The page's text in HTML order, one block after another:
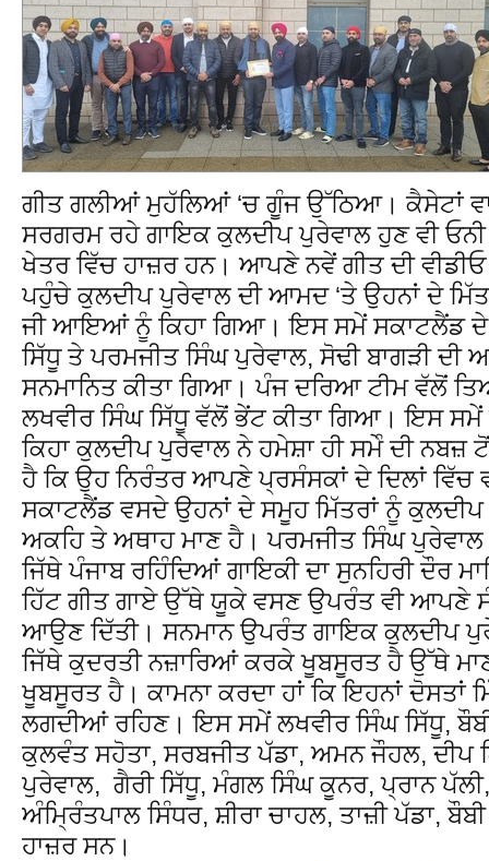
ਗੀਤ ਗਲੀਆਂ ਮੁਹੱਲਿਆਂ ‘ਚ ਗੂੰਜ ਉੱਠਿਆ। ਕੈਸੇਟਾਂ
ਸਰਗਰਮ ਰਹੇ ਗਾਇਕ ਕੁਲਦੀਪ ਪੁਰੇਵਾਲ ਹੁਣ ਵੀ ਓਨੀ
ਖੇਤਰ ਵਿੱਚ ਹਾਜ਼ਰ ਹਨ। ਆਪਣੇ ਨਵੇਂ ਗੀਤ ਦੀ
ਪਹੁੰਚੇ ਕੁਲਦੀਪ ਪੁਰੇਵਾਲ ਦੀ ਆਮਦ ‘ਤੇ ਉਹਨਾਂ ਦੇ
ਜੀ ਆਇਆਂ ਨੂੰ ਕਿਹਾ ਗਿਆ। ਇਸ ਸਮੇਂ ਸਕਾਟਲੈਂਡ ਦੇ
ਸਿੱਧੂ ਤੇ ਪਰਮਜੀਤ ਸਿੰਘ ਪੁਰੇਵਾਲ, ਸੋਢੀ ਬਾਗੜੀ
ਸਨਮਾਨਿਤ ਕੀਤਾ ਗਿਆ। ਪੰਜ ਦਰਿਆ ਟੀਮ ਵੱਲੋਂ
ਲਖਵੀਰ ਸਿੰਘ ਸਿੱਧੂ ਵੱਲੋਂ ਭੇਂਟ ਕੀਤਾ ਗਿਆ। ਇਸ
ਕਿਹਾ ਕੁਲਦੀਪ ਪੁਰੇਵਾਲ ਨੇ ਹਮੇਸ਼ਾ ਹੀ ਸਮੇੰ ਦੀ ਨਬਜ਼
ਹੈ ਕਿ ਉਹ ਨਿਰੰਤਰ ਆਪਣੇ ਪ੍ਰਸੰਸਕਾਂ ਦੇ ਦਿਲਾਂ ਵਿੱਚ
ਸਕਾਟਲੈਂਡ ਵਸਦੇ ਉਹਨਾਂ ਦੇ ਸਮੂਹ ਮਿੱਤਰਾਂ ਨੂੰ
ਅਕਹਿ ਤੇ ਅਥਾਹ ਮਾਣ ਹੈ। ਪਰਮਜੀਤ ਸਿੰਘ ਪੁਰੇਵਾਲ
ਜਿੱਥੇ ਪੰਜਾਬ ਰਹਿੰਦਿਆਂ ਗਾਇਕੀ ਦਾ ਸੁਨਹਿਰੀ ਦੌਰ
ਹਿੱਟ ਗੀਤ ਗਾਏ ਉੱਥੇ ਯੂਕੇ ਵਸਣ ਉਪਰੰਤ ਵੀ ਆਪਣੇ
ਆਉਣ ਦਿੱਤੀ। ਸਨਮਾਨ ਉਪਰੰਤ ਗਾਇਕ ਕੁਲਦੀਪ
ਜਿੱਥੇ ਕੁਦਰਤੀ ਨਜ਼ਾਰਿਆਂ ਕਰਕੇ ਖੂਬਸੂਰਤ ਹੈ ਉੱਥੇ
ਖੂਬਸੂਰਤ ਹੈ। ਕਾਮਨਾ ਕਰਦਾ ਹਾਂ ਕਿ ਇਹਨਾਂ ਦੋਸਤਾਂ
ਲਗਦੀਆਂ ਰਹਿਣ। ਇਸ ਸਮੇਂ ਲਖਵੀਰ ਸਿੰਘ ਸਿੱਧੂ,
ਕੁਲਵੰਤ ਸਹੋਤਾ, ਸਰਬਜੀਤ ਪੱਡਾ, ਅਮਨ ਜੌਹਲ, ਦੀਪ
ਪੁਰੇਵਾਲ, ਗੈਰੀ ਸਿੱਧੂ, ਮੰਗਲ ਸਿੰਘ ਕੂਨਰ, ਪ੍ਰਾਨ
ਅੰਮ੍ਰਿੰਤਪਾਲ ਸਿੰਧਰ, ਸ਼ੀਰਾ ਚਾਹਲ, ਤਾਜ਼ੀ ਪੱਡਾ,
ਹਾਜ਼ਰ ਸਨ।